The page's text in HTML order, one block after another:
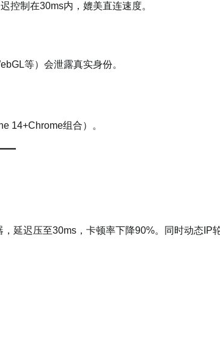
控制在30ms内，媲美直连速度。
等）会泄露真实身份。
14+Chrome组合）。
，延迟压至30ms，卡顿率下降90%。同时动态IP